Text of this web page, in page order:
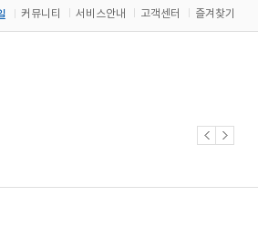
커뮤니티 서비스안내 고객센터 즐겨찾기